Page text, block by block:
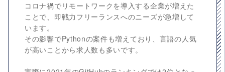
コロナ禍でリモートワークを導入する企業が増えた
ことで、即戦力フリーランスへのニーズが急増して
います。
その影響でPythonの案件も増えており、言語の人気
が高いことから求人数も多いです。